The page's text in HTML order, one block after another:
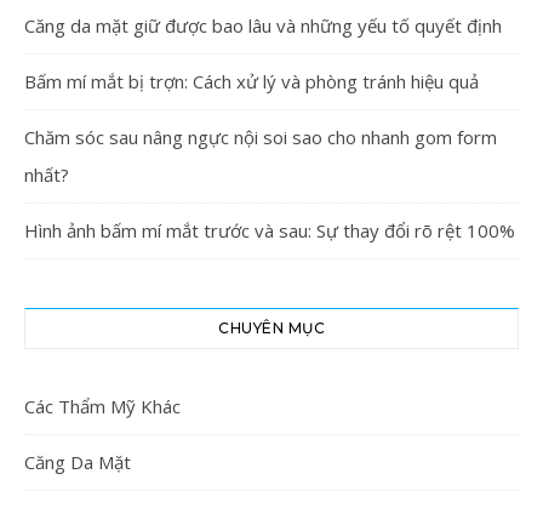
Căng da mặt giữ được bao lâu và những yếu tố quyết định
Bấm mí mắt bị trợn: Cách xử lý và phòng tránh hiệu quả
Chăm sóc sau nâng ngực nội soi sao cho nhanh gom form
nhất?
Hình ảnh bấm mí mắt trước và sau: Sự thay đổi rõ rệt 100%
CHUYÊN MỤC
Các Thẩm Mỹ Khác
Căng Da Mặt